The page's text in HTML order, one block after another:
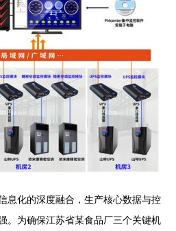
息化的深度融合，生产核心数据与控
。为确保江苏省某食品厂三个关键机